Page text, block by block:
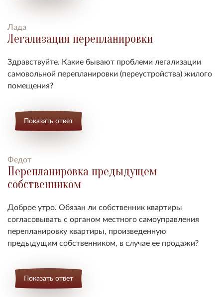
Лада
Легализация перепланировки
Здравствуйте. Какие бывают проблеми легализации
самовольной перепланировки (переустройства) жилого
помещения?
Показать ответ
Федот
Перепланировка предыдущем
собственником
Доброе утро. Обязан ли собственник квартиры
согласовывать с органом местного самоуправления
перепланировку квартиры, произведенную
предыдущим собственником, в случае ее продажи?
Показать ответ